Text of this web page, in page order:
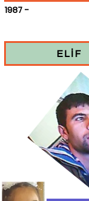
1987 -
ELİF